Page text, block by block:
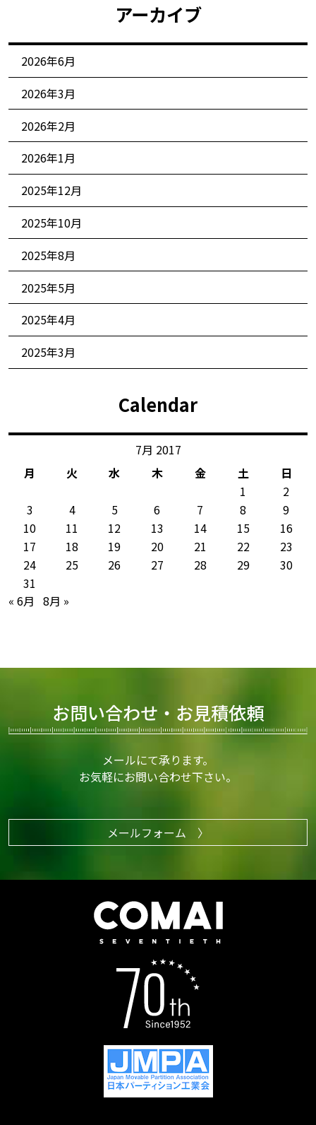
アーカイブ
2026年6月
2026年3月
2026年2月
2026年1月
2025年12月
2025年10月
2025年8月
2025年5月
2025年4月
2025年3月
Calendar
7月 2017
月
火 水 木 金 土
日
1
2
3
4 5 6 7 8
9
10
11 12 13 14 15
16
17
18 19 20 21 22
23
24
25 26 27 28 29
30
31
« 6月 8月 »
お問い合わせ・お見積依頼
メールにて承ります。
お気軽にお問い合わせ下さい。
メールフォーム 〉